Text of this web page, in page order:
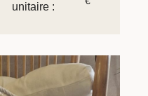
unitaire :